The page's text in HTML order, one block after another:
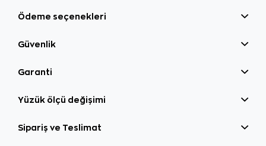
Ödeme seçenekleri
Güvenlik
Garanti
Yüzük ölçü değişimi
Sipariş ve Teslimat